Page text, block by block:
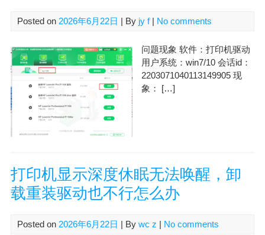
Posted on 2026年6月22日 | By jy f| No comments
问题现象 软件：打印机驱动
用户系统：win7/10 会话id：
2203071040113149905 现
象： […]
打印机显示深度休眠无法唤醒，卸
载重装驱动也不行怎么办
Posted on 2026年6月22日 | By wc z | No comments